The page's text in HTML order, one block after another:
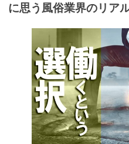
に思う風俗業界のリア